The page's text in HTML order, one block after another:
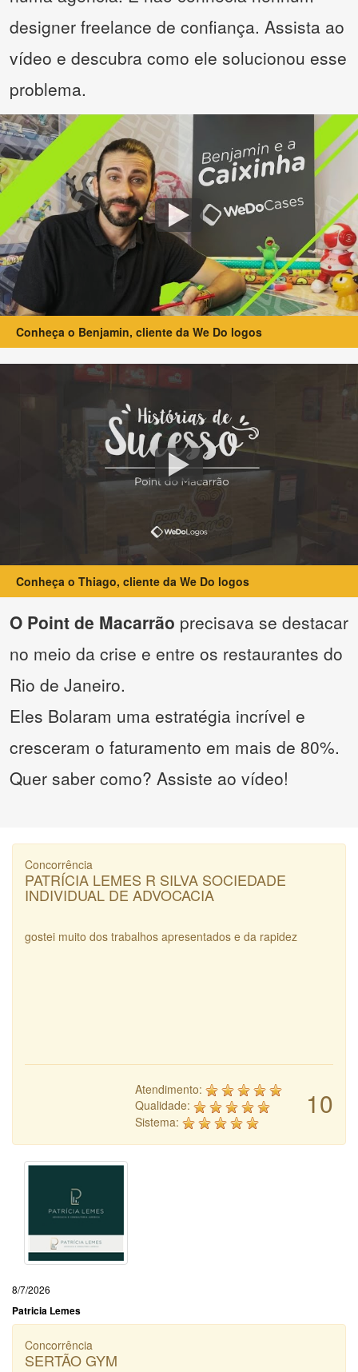
designer freelance de confiança. Assista ao
vídeo e descubra como ele solucionou esse
problema.
Conheça o Benjamin, cliente da We Do logos
Conheça o Thiago, cliente da We Do logos
O Point de Macarrão precisava se destacar
no meio da crise e entre os restaurantes do
Rio de Janeiro.
Eles Bolaram uma estratégia incrível e
cresceram o faturamento em mais de 80%.
Quer saber como? Assiste ao vídeo!
Concorrência
PATRÍCIA LEMES R SILVA SOCIEDADE
INDIVIDUAL DE ADVOCACIA
gostei muito dos trabalhos apresentados e da rapidez
10
Atendimento:
Qualidade:
Sistema:
8/7/2026
Patricia Lemes
Concorrência
SERTÃO GYM